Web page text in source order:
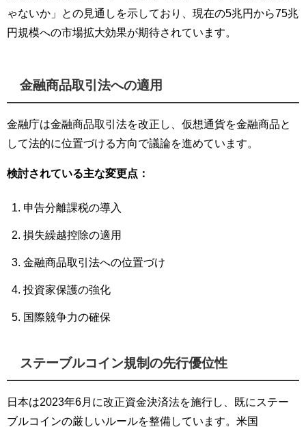
ゃないか」との見通しを示しており、現在の5兆円から75兆
円規模への市場拡大効果が期待されています。
金融商品取引法への適用
金融庁は金融商品取引法を改正し、仮想通貨を金融商品と
して法的に位置づける方向で議論を進めています。
検討されている主な変更点：
申告分離課税の導入
損失繰越控除の適用
金融商品取引法への位置づけ
投資家保護の強化
国際競争力の確保
ステーブルコイン規制の先行優位性
日本は2023年6月に改正資金決済法を施行し、既にステー
ブルコインの厳しいルールを整備しています。米国